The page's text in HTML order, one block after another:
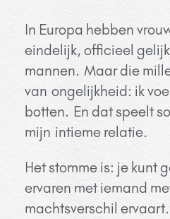
In Europa hebben
eindelijk, officieel
mannen. Maar die
van ongelijkheid: ik
botten. En dat speelt
mijn intieme relatie.
Het stomme is: je kunt
ervaren met iemand
machtsverschil ervaart.